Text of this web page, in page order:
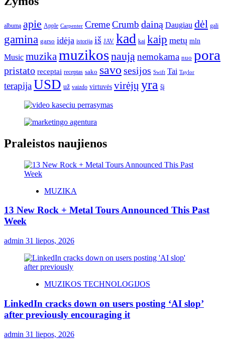
albumą apie Apple Carpenter CremeCrumb dainą Daugiau dėl gali
gamina garso idėja istorija iš JAV kad kai kaip metų mln
Music muzikamuzikosnaują nemokama nuo pora
pristato receptai receptas sako savo sesijos Swift Tai Taylor
terapijaUSD už vaizdo virtuvės virėjų yra šį
Praleistos naujienos
MUZIKA
13 New Rock + Metal Tours Announced This Past
Week
admin 31 liepos, 2026
MUZIKOS TECHNOLOGIJOS
LinkedIn cracks down on users posting ‘AI slop’
after previously encouraging it
admin 31 liepos, 2026